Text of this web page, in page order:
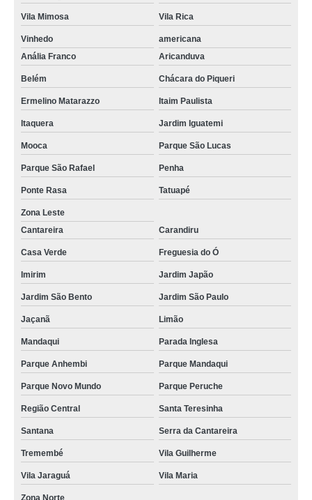
Vila Mimosa Vila Rica
Vinhedo
americana
Anália Franco
Aricanduva
Belém Chácara do Piqueri
Ermelino Matarazzo Itaim Paulista
Itaquera Jardim Iguatemi
Mooca Parque São Lucas
Parque São Rafael Penha
Ponte Rasa Tatuapé
Zona Leste
Cantareira
Carandiru
Casa Verde Freguesia do Ó
Imirim Jardim Japão
Jardim São Bento Jardim São Paulo
Jaçanã Limão
Mandaqui Parada Inglesa
Parque Anhembi Parque Mandaqui
Parque Novo Mundo Parque Peruche
Região Central Santa Teresinha
Santana Serra da Cantareira
Tremembé Vila Guilherme
Vila Jaraguá Vila Maria
Zona Norte